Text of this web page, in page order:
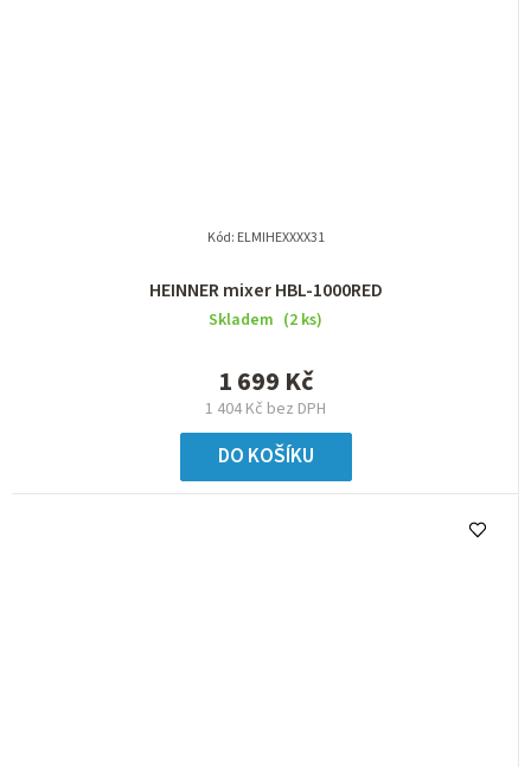
HEINNER mixer HBL-1000RED
Skladem (2 ks)
1 404 Kč bez DPH
1 699 Kč
DO KOŠÍKU
Kód: ELMIHEXXXX31